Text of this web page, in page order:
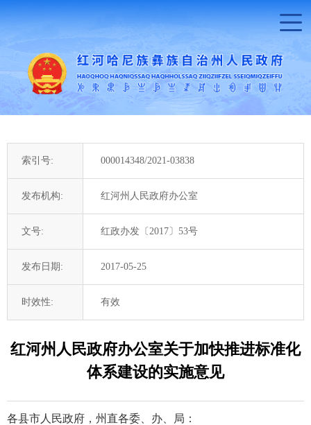
索引号: 000014348/2021-03838
发布机构: 红河州人民政府办公室
文号: 红政办发〔2017〕53号
发布日期: 2017-05-25
时效性: 有效
红河州人民政府办公室关于加快推进标准化
体系建设的实施意见
各县市人民政府，州直各委、办、局：